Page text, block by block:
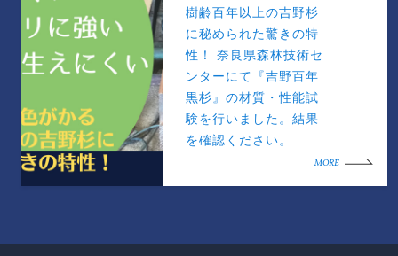
樹齢百年以上の吉野杉
に秘められた驚きの特
性！ 奈良県森林技術セ
ンターにて『吉野百年
黒杉』の材質・性能試
験を行いました。結果
を確認ください。
MORE